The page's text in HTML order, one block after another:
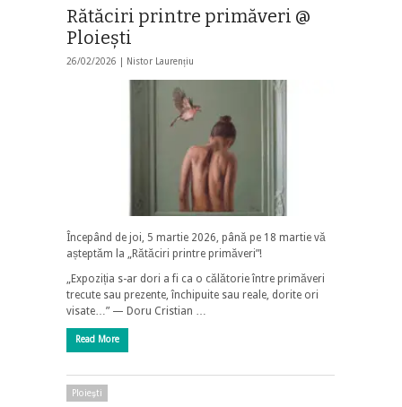
Rătăciri printre primăveri @
Ploiești
26/02/2026 | Nistor Laurențiu
Începând de joi, 5 martie 2026, până pe 18 martie vă
așteptăm la „Rătăciri printre primăveri”!
„Expoziția s-ar dori a fi ca o călătorie între primăveri
trecute sau prezente, închipuite sau reale, dorite ori
visate…” — Doru Cristian …
Read More
Ploieşti